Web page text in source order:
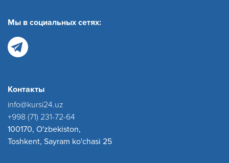
Мы в социальных сетях:
Контакты
info@kursi24.uz
+998 (71) 231-72-64
100170, O'zbekiston,
Toshkent, Sayram ko'chasi 25